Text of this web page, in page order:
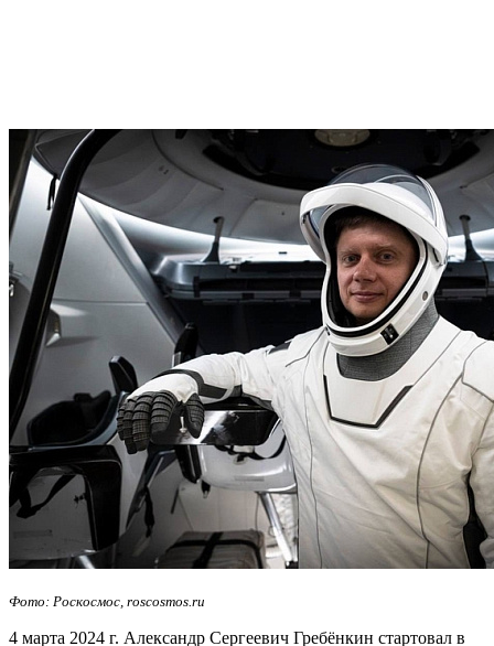
Фото: Роскосмос, roscosmos.ru
4 марта 2024 г. Александр Сергеевич Гребёнкин стартовал в